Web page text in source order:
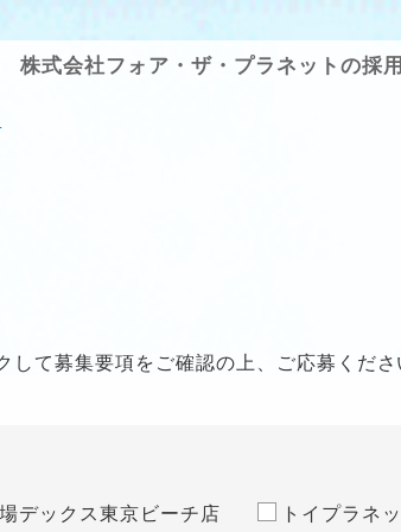
株式会社フォア・ザ・プラネットの採
て募集要項をご確認の上、ご応募くださ
デックス東京ビーチ店 トイプラネ